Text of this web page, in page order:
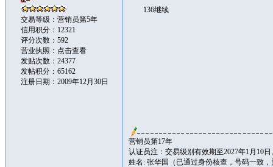
交易等级：营销员第5年
信用积分：12321
评分次数：592
营业执照： 点击查看
发贴次数：24377
发帖积分：65162
注册日期：2009年12月30日
136继续
营销员第17年
认证员注：交易级别有效期至2027年1月10日
姓名: 张华国（已通过身份核查，号码一致